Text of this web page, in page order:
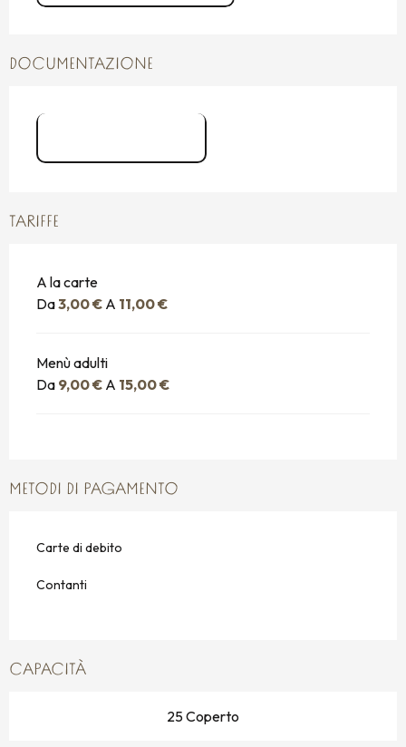
DOCUMENTAZIONE
TARIFFE
A la carte
Da3,00 € A 11,00 €
Menù adulti
Da 9,00 € A 15,00 €
METODI DI PAGAMENTO
Carte di debito
Contanti
CAPACITÀ
25 Coperto